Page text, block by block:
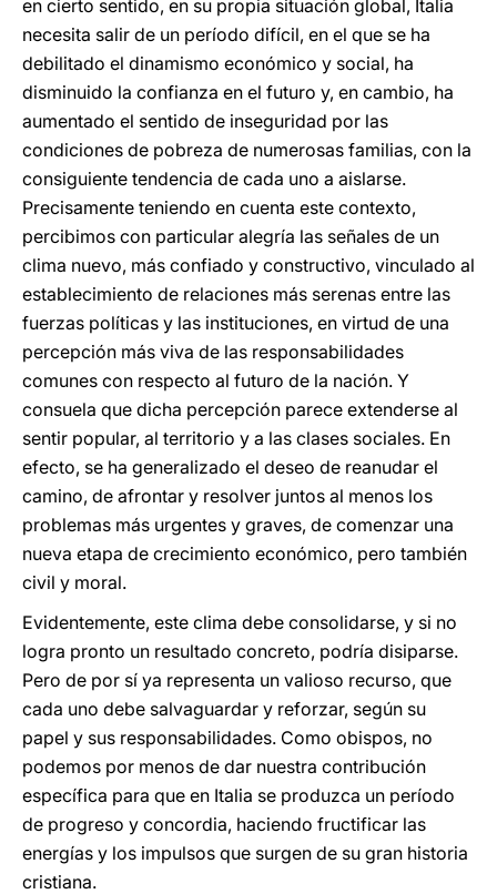
en cierto sentido, en su propia situación global, Italia
necesita salir de un período difícil, en el que se ha
debilitado el dinamismo económico y social, ha
disminuido la confianza en el futuro y, en cambio, ha
aumentado el sentido de inseguridad por las
condiciones de pobreza de numerosas familias, con la
consiguiente tendencia de cada uno a aislarse.
Precisamente teniendo en cuenta este contexto,
percibimos con particular alegría las señales de un
clima nuevo, más confiado y constructivo, vinculado al
establecimiento de relaciones más serenas entre las
fuerzas políticas y las instituciones, en virtud de una
percepción más viva de las responsabilidades
comunes con respecto al futuro de la nación. Y
consuela que dicha percepción parece extenderse al
sentir popular, al territorio y a las clases sociales. En
efecto, se ha generalizado el deseo de reanudar el
camino, de afrontar y resolver juntos al menos los
problemas más urgentes y graves, de comenzar una
nueva etapa de crecimiento económico, pero también
civil y moral.
Evidentemente, este clima debe consolidarse, y si no
logra pronto un resultado concreto, podría disiparse.
Pero de por sí ya representa un valioso recurso, que
cada uno debe salvaguardar y reforzar, según su
papel y sus responsabilidades. Como obispos, no
podemos por menos de dar nuestra contribución
específica para que en Italia se produzca un período
de progreso y concordia, haciendo fructificar las
energías y los impulsos que surgen de su gran historia
cristiana.